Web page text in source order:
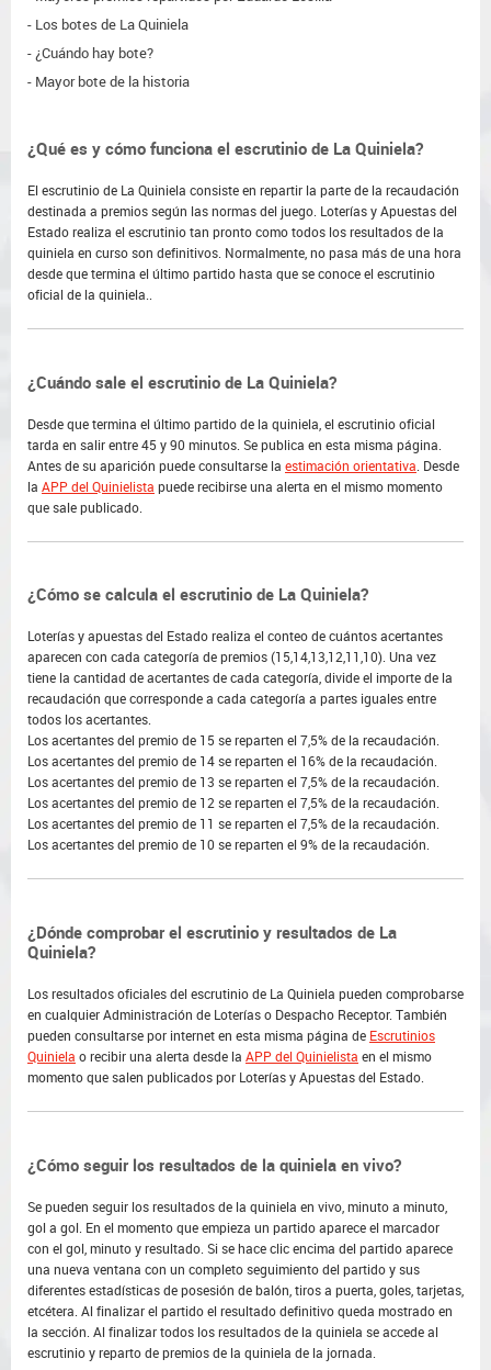
Los botes de La Quiniela
¿Cuándo hay bote?
Mayor bote de la historia
¿Qué es y cómo funciona el escrutinio de La Quiniela?
El escrutinio de La Quiniela consiste en repartir la parte de la recaudación
destinada a premios según las normas del juego. Loterías y Apuestas del
Estado realiza el escrutinio tan pronto como todos los resultados de la
quiniela en curso son definitivos. Normalmente, no pasa más de una hora
desde que termina el último partido hasta que se conoce el escrutinio
oficial de la quiniela..
¿Cuándo sale el escrutinio de La Quiniela?
Desde que termina el último partido de la quiniela, el escrutinio oficial
tarda en salir entre 45 y 90 minutos. Se publica en esta misma página.
Antes de su aparición puede consultarse la estimación orientativa . Desde
la APP del Quinielista puede recibirse una alerta en el mismo momento
que sale publicado.
¿Cómo se calcula el escrutinio de La Quiniela?
Loterías y apuestas del Estado realiza el conteo de cuántos acertantes
aparecen con cada categoría de premios (15,14,13,12,11,10). Una vez
tiene la cantidad de acertantes de cada categoría, divide el importe de la
recaudación que corresponde a cada categoría a partes iguales entre
todos los acertantes.
Los acertantes del premio de 15 se reparten el 7,5% de la recaudación.
Los acertantes del premio de 14 se reparten el 16% de la recaudación.
Los acertantes del premio de 13 se reparten el 7,5% de la recaudación.
Los acertantes del premio de 12 se reparten el 7,5% de la recaudación.
Los acertantes del premio de 11 se reparten el 7,5% de la recaudación.
Los acertantes del premio de 10 se reparten el 9% de la recaudación.
¿Dónde comprobar el escrutinio y resultados de La
Quiniela?
Los resultados oficiales del escrutinio de La Quiniela pueden comprobarse
en cualquier Administración de Loterías o Despacho Receptor. También
pueden consultarse por internet en esta misma página de Escrutinios
Quiniela o recibir una alerta desde la APP del Quinielista en el mismo
momento que salen publicados por Loterías y Apuestas del Estado.
¿Cómo seguir los resultados de la quiniela en vivo?
Se pueden seguir los resultados de la quiniela en vivo, minuto a minuto,
gol a gol. En el momento que empieza un partido aparece el marcador
con el gol, minuto y resultado. Si se hace clic encima del partido aparece
una nueva ventana con un completo seguimiento del partido y sus
diferentes estadísticas de posesión de balón, tiros a puerta, goles, tarjetas,
etcétera. Al finalizar el partido el resultado definitivo queda mostrado en
la sección. Al finalizar todos los resultados de la quiniela se accede al
escrutinio y reparto de premios de la quiniela de la jornada.